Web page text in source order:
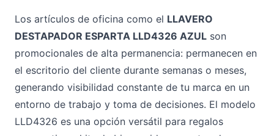
Los artículos de oficina como el LLAVERO
DESTAPADOR ESPARTA LLD4326 AZUL son
promocionales de alta permanencia: permanecen en
el escritorio del cliente durante semanas o meses,
generando visibilidad constante de tu marca en un
entorno de trabajo y toma de decisiones. El modelo
LLD4326 es una opción versátil para regalos